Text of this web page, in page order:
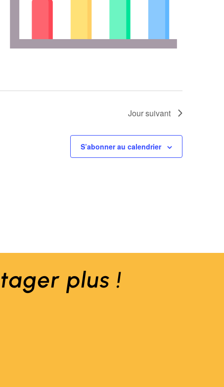
Jour suivant
S’abonner au calendrier
plus !